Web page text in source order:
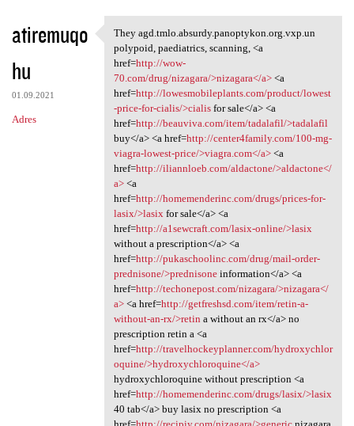
atiremuqo
hu
01.09.2021
Adres
They agd.tmlo.absurdy
They agd.tmlo.absurdy.panoptykon.org.vxp.un
polypoid, paediatrics, scanning, <a
href=http://wow-
70.com/drug/nizagara/>nizagara</a><a
href=http://lowesmobileplants.com/product/lowest
-price-for-cialis/>cialisfor sale</a> <a
href=http://beauviva.com/item/tadalafil/>tadalafil
buy</a> <a href=http://center4family.com/100-mg-
viagra-lowest-price/>viagra.com</a><a
href=http://iliannloeb.com/aldactone/>aldactone</
a><a
href=http://homemenderinc.com/drugs/prices-for-
lasix/>lasix for sale</a> <a
href=http://a1sewcraft.com/lasix-online/>lasix
without a prescription</a> <a
href=http://pukaschoolinc.com/drug/mail-order-
prednisone/>prednisoneinformation</a> <a
href=http://techonepost.com/nizagara/>nizagara</
a><a href=http://getfreshsd.com/item/retin-a-
without-an-rx/>retin a without an rx</a> no
prescription retin a <a
href=http://travelhockeyplanner.com/hydroxychlor
oquine/>hydroxychloroquine</a>
hydroxychloroquine without prescription <a
href=http://homemenderinc.com/drugs/lasix/>lasix
40 tab</a> buy lasix no prescription <a